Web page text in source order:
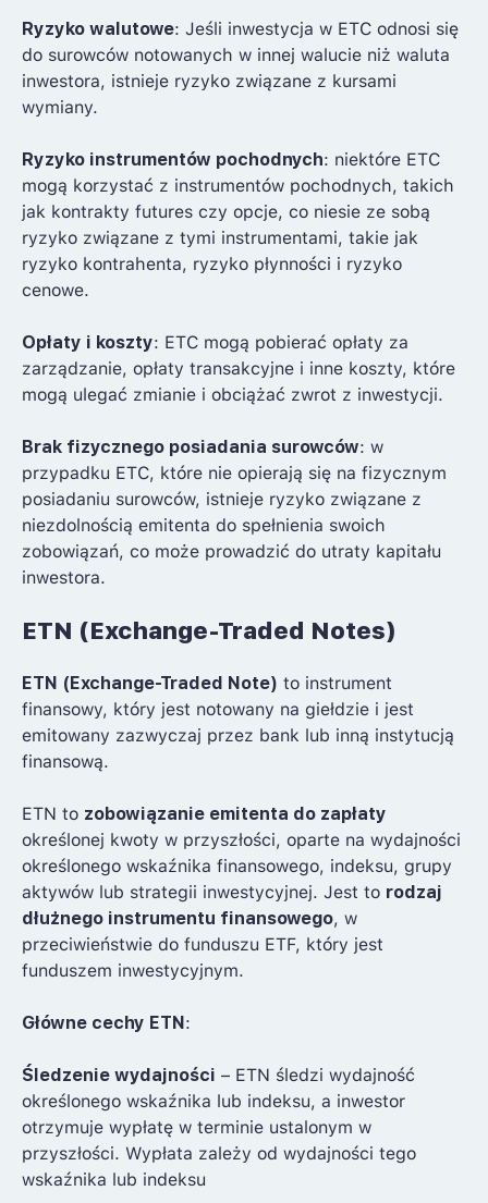
Ryzyko walutowe: Jeśli inwestycja w ETC odnosi się
do surowców notowanych w innej walucie niż waluta
inwestora, istnieje ryzyko związane z kursami
wymiany.
Ryzyko instrumentów pochodnych: niektóre ETC
mogą korzystać z instrumentów pochodnych, takich
jak kontrakty futures czy opcje, co niesie ze sobą
ryzyko związane z tymi instrumentami, takie jak
ryzyko kontrahenta, ryzyko płynności i ryzyko
cenowe.
Opłaty i koszty: ETC mogą pobierać opłaty za
zarządzanie, opłaty transakcyjne i inne koszty, które
mogą ulegać zmianie i obciążać zwrot z inwestycji.
Brak fizycznego posiadania surowców: w
przypadku ETC, które nie opierają się na fizycznym
posiadaniu surowców, istnieje ryzyko związane z
niezdolnością emitenta do spełnienia swoich
zobowiązań, co może prowadzić do utraty kapitału
inwestora.
ETN (Exchange-Traded Notes)
ETN (Exchange-Traded Note) to instrument
finansowy, który jest notowany na giełdzie i jest
emitowany zazwyczaj przez bank lub inną instytucją
finansową.
ETN to zobowiązanie emitenta do zapłaty
określonej kwoty w przyszłości, oparte na wydajności
określonego wskaźnika finansowego, indeksu, grupy
aktywów lub strategii inwestycyjnej. Jest to rodzaj
dłużnego instrumentu finansowego, w
przeciwieństwie do funduszu ETF, który jest
funduszem inwestycyjnym.
Główne cechy ETN:
Śledzenie wydajności – ETN śledzi wydajność
określonego wskaźnika lub indeksu, a inwestor
otrzymuje wypłatę w terminie ustalonym w
przyszłości. Wypłata zależy od wydajności tego
wskaźnika lub indeksu